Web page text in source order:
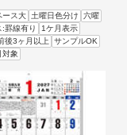
ース大 土曜日色分け
六曜
:罫線有り
1ケ月表示
後3ヶ月以上 サンプルOK
対象